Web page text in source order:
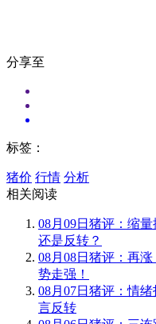
分享至
标签：
猪价 行情 分析
相关阅读
08月09日猪评：缩
还是反转？
08月08日猪评：再
势走强！
08月07日猪评：情
言反转